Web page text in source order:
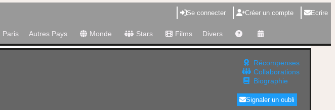
Se connecter Créer un compte Ecrire
Paris Autres Pays Monde Stars Films Divers
Récompenses
Collaborations
Biographie
Signaler un oubli